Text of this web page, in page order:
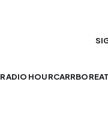
RADIO HOUR